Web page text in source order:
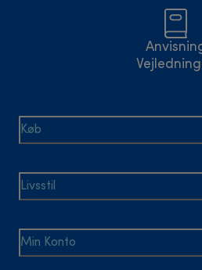
Køb
Livsstil
Min Konto